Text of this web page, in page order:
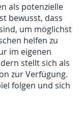
als potenzielle
bewusst, dass
um möglichst
helfen zu
im eigenen
stellt sich als
zur Verfügung.
folgen und sich